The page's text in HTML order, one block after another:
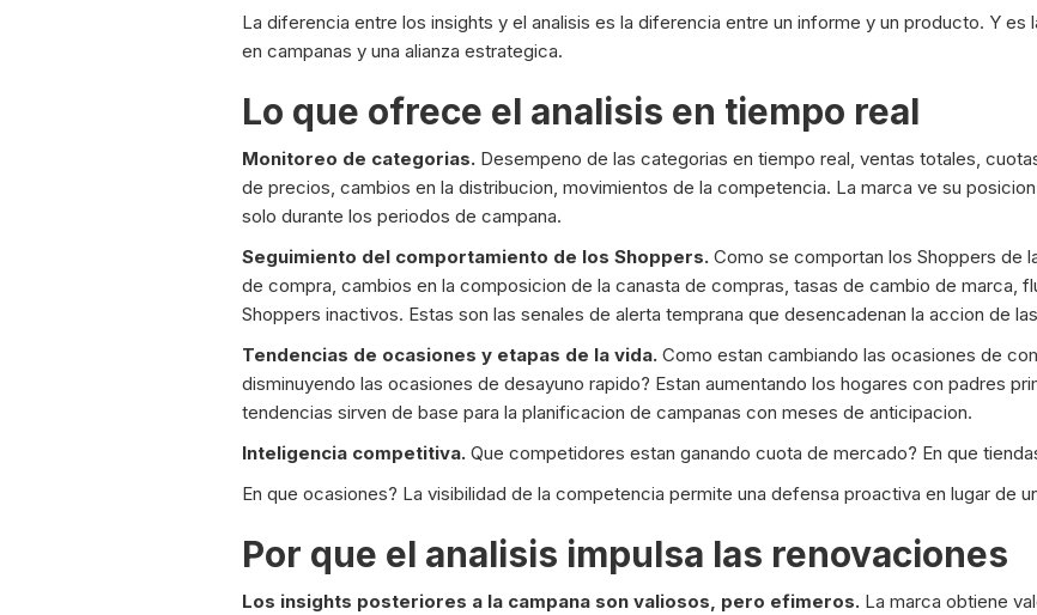
La diferencia entre los insights y el analisis es la diferencia entre un informe y un producto. Y es
en campanas y una alianza estrategica.
Lo que ofrece el analisis en tiempo real
Monitoreo de categorias. Desempeno de las categorias en tiempo real, ventas totales,
de precios, cambios en la distribucion, movimientos de la competencia. La marca ve su
solo durante los periodos de campana.
Seguimiento del comportamiento de los Shoppers. Como se comportan los Shoppers de
de compra, cambios en la composicion de la canasta de compras, tasas de cambio de marca,
Shoppers inactivos. Estas son las senales de alerta temprana que desencadenan la accion de
Tendencias de ocasiones y etapas de la vida. Como estan cambiando las ocasiones de
disminuyendo las ocasiones de desayuno rapido? Estan aumentando los hogares con padres
tendencias sirven de base para la planificacion de campanas con meses de anticipacion.
Inteligencia competitiva. Que competidores estan ganando cuota de mercado? En que
En que ocasiones? La visibilidad de la competencia permite una defensa proactiva en lugar de
Por que el analisis impulsa las renovaciones
Los insights posteriores a la campana son valiosos, pero efimeros. La marca obtiene